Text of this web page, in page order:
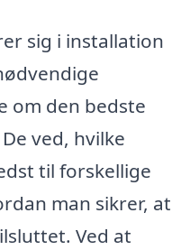
sig i installation
om den bedste
ved, hvilke
til forskellige
man sikrer, at
Ved at